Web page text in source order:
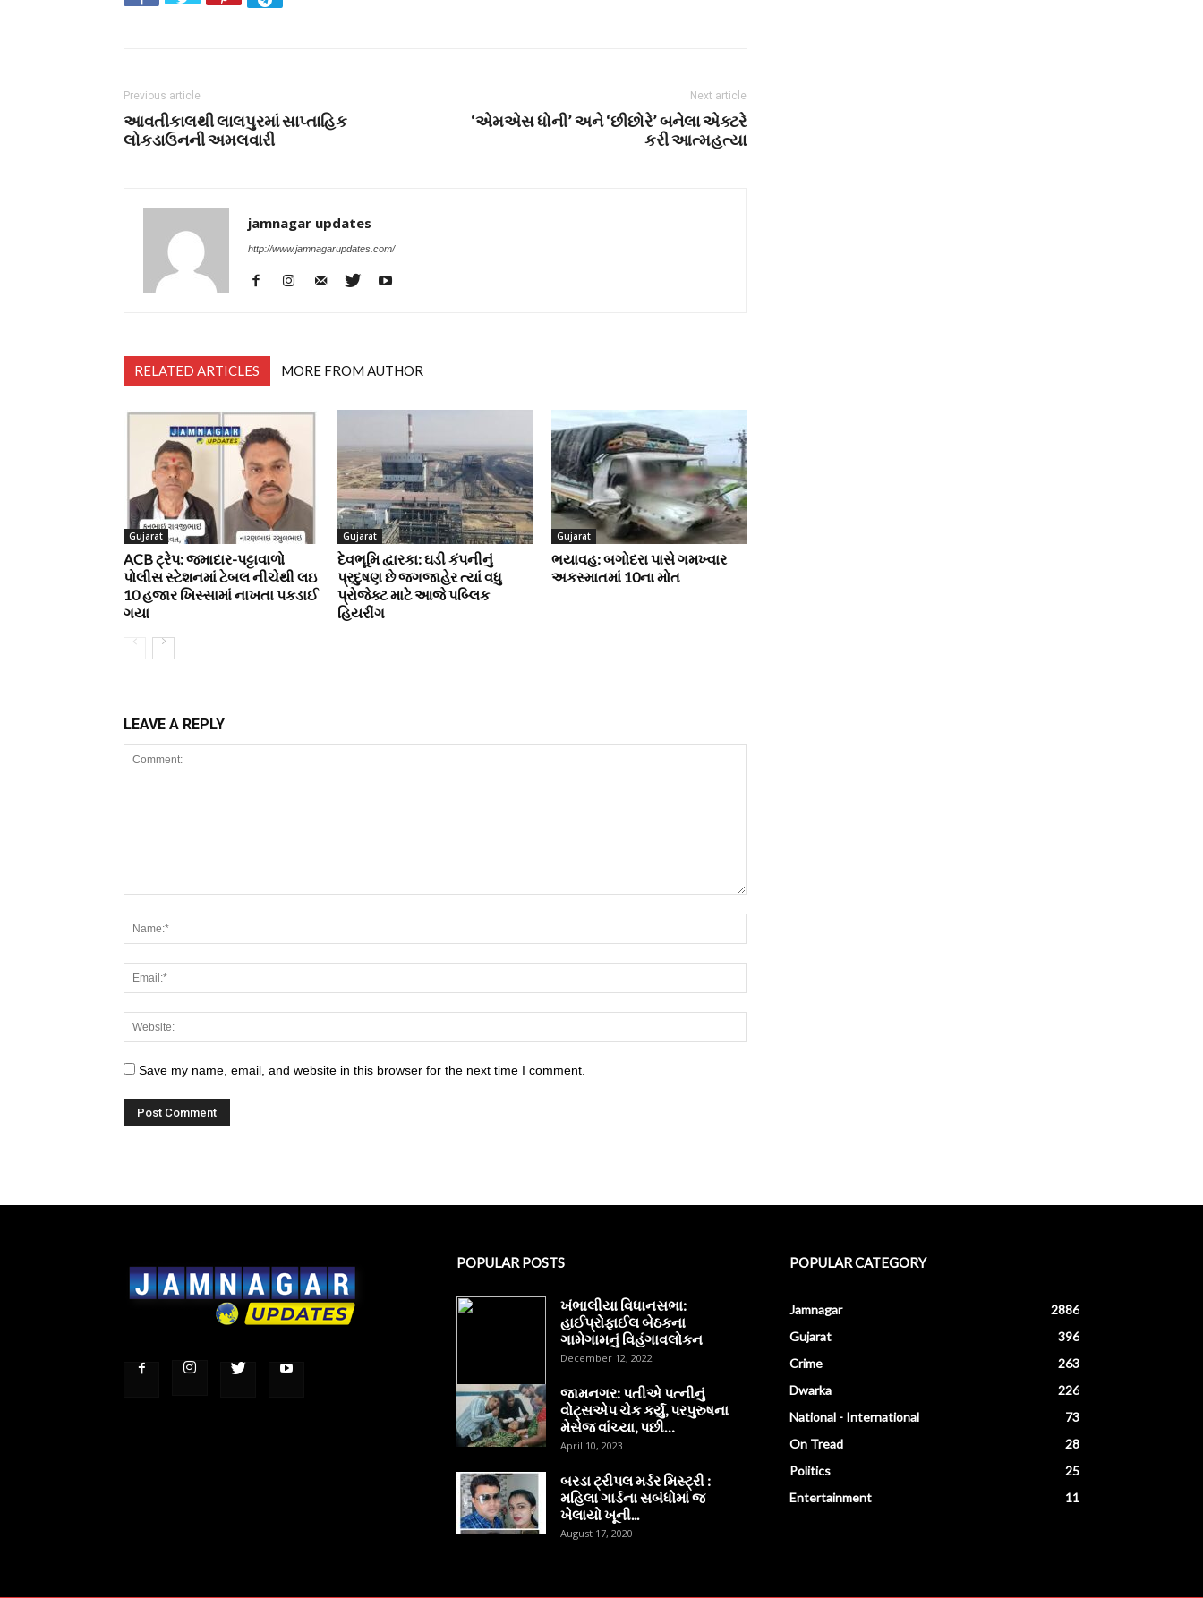
Previous article
આવતીકાલથી લાલપુરમાં સાપ્તાહિક
લોકડાઉનની અમલવારી
Next article
‘એમએસ ધોની’ અને ‘છીછોરે’ બનેલા એક્ટરે
કરી આત્મહત્યા
jamnagar updates
http://www.jamnagarupdates.com/
RELATED ARTICLES MORE FROM AUTHOR
Gujarat
ACB ટ્રેપ: જમાદાર-પટ્ટાવાળો
પોલીસ સ્ટેશનમાં ટેબલ નીચેથી લઇ
10 હજાર ખિસ્સામાં નાખતા પકડાઈ
ગયા
Gujarat
દેવભૂમિ દ્વારકા: ઘડી કંપનીનું
પ્રદુષણ છે જગજાહેર ત્યાં વધુ
પ્રોજેક્ટ માટે આજે પબ્લિક
હિયરીંગ
Gujarat
ભયાવહ: બગોદરા પાસે ગમખ્વાર
અકસ્માતમાં 10ના મોત
LEAVE A REPLY
Save my name, email, and website in this browser for the next time I comment.
POPULAR POSTS
ખંભાલીયા વિધાનસભા:
હાઈપ્રોફાઈલ બેઠકના
ગામેગામનું વિહંગાવલોકન
December 12, 2022
જામનગર: પતીએ પત્નીનું
વોટ્સએપ ચેક કર્યું, પરપુરુષના
મેસેજ વાંચ્યા, પછી…
April 10, 2023
બરડા ટ્રીપલ મર્ડર મિસ્ટ્રી :
મહિલા ગાર્ડના સબંધોમાં જ
ખેલાયો ખૂની...
August 17, 2020
POPULAR CATEGORY
Jamnagar
2886
Gujarat
396
Crime
263
Dwarka
226
National - International
73
On Tread
28
Politics
25
Entertainment
11